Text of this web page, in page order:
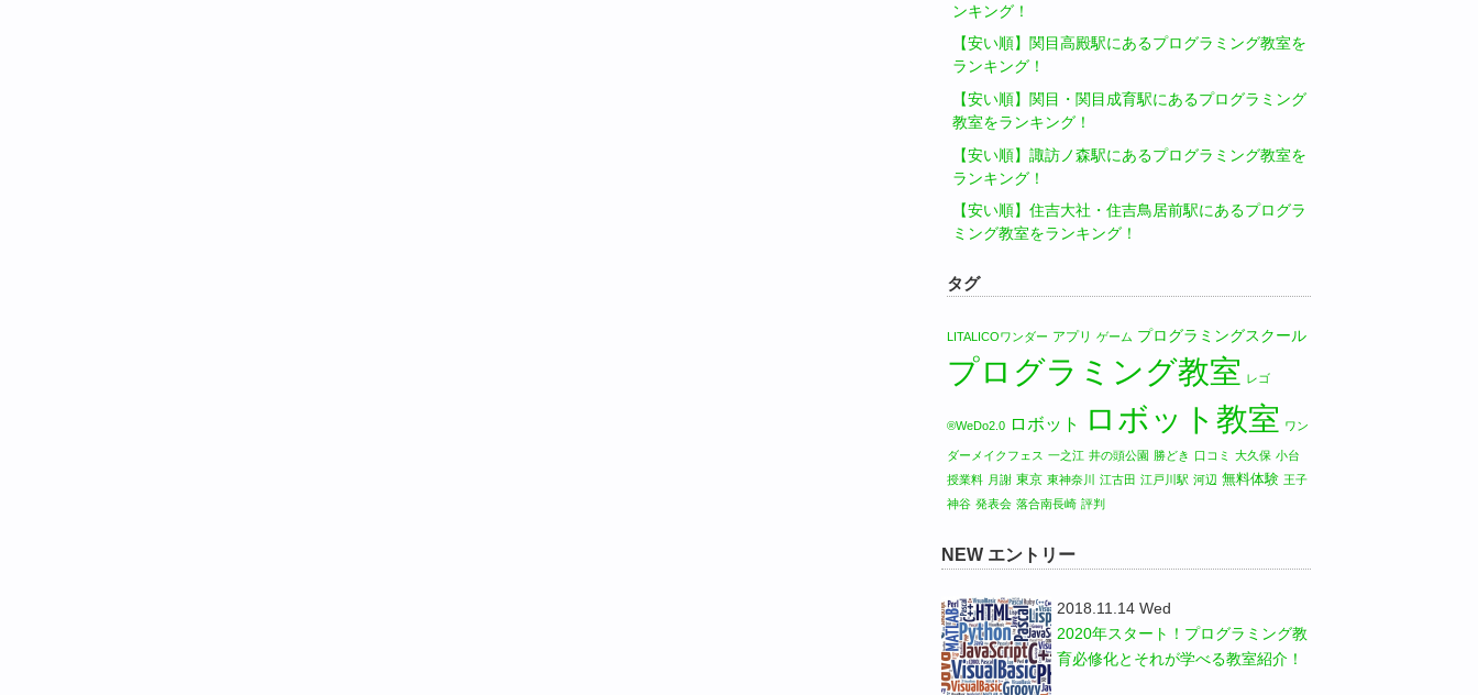
ンキング！
【安い順】関目高殿駅にあるプログラミング教室を
ランキング！
【安い順】関目・関目成育駅にあるプログラミング
教室をランキング！
【安い順】諏訪ノ森駅にあるプログラミング教室を
ランキング！
【安い順】住吉大社・住吉鳥居前駅にあるプログラ
ミング教室をランキング！
タグ
LITALICOワンダー アプリ ゲーム プログラミングスクール
プログラミング教室 レゴ
®WeDo2.0 ロボット ロボット教室 ワン
ダーメイクフェス 一之江 井の頭公園 勝どき 口コミ 大久保 小台
授業料 月謝 東京 東神奈川 江古田 江戸川駅 河辺 無料体験 王子
神谷 発表会 落合南長崎 評判
NEW エントリー
2018.11.14 Wed
2020年スタート！プログラミング教
育必修化とそれが学べる教室紹介！